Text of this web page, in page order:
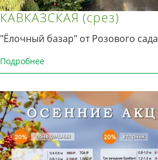
КАВКАЗСКАЯ (срез)
"Ёлочный базар" от Розового сада
Подробнее